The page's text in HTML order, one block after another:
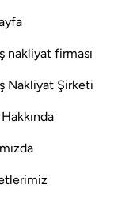
nakliyat firması
Nakliyat Şirketi